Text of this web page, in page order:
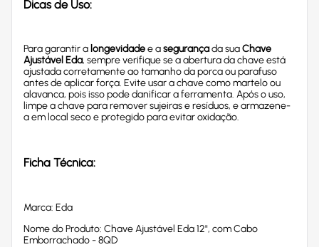
Dicas de Uso:
Para garantir a longevidadee asegurançada suaChave
Ajustável Eda, sempre verifique se a abertura da chave está
ajustada corretamente ao tamanho da porca ou parafuso
antes de aplicar força. Evite usar a chave como martelo ou
alavanca, pois isso pode danificar a ferramenta. Após o uso,
limpe a chave para remover sujeiras e resíduos, e armazene-
a em local seco e protegido para evitar oxidação.
Ficha Técnica:
Marca: Eda
Nome do Produto: Chave Ajustável Eda 12", com Cabo
Emborrachado - 8QD